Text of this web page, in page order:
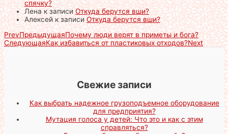
спячку?
Ленак записиОткуда берутся вши?
Алексейк записиОткуда берутся вши?
PrevПредыдущаяПочему люди верят в приметы и бога?
СледующаяКак избавиться от пластиковых отходов?Next
Свежие записи
Как выбрать надежное грузоподъемное оборудование
для предприятия?
Мутация голоса у детей: Что это и как с этим
справляться?